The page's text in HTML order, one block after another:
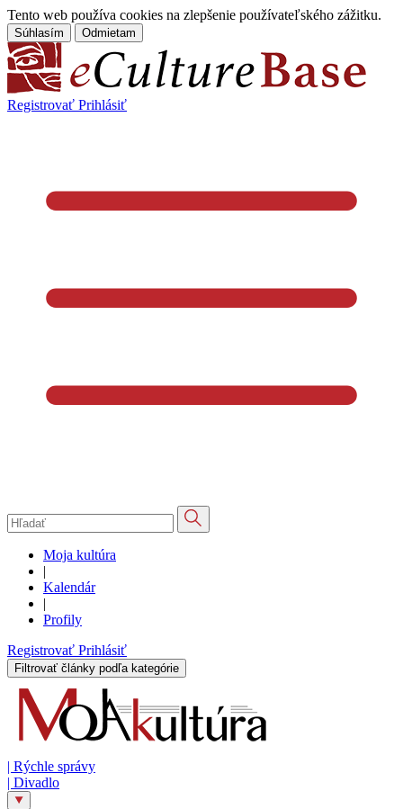
Tento web používa cookies na zlepšenie používateľského zážitku.
Súhlasím Odmietam
Registrovať Prihlásiť
Moja kultúra
|
Kalendár
|
Profily
Registrovať Prihlásiť
Filtrovať články podľa kategórie
| Rýchle správy
| Divadlo